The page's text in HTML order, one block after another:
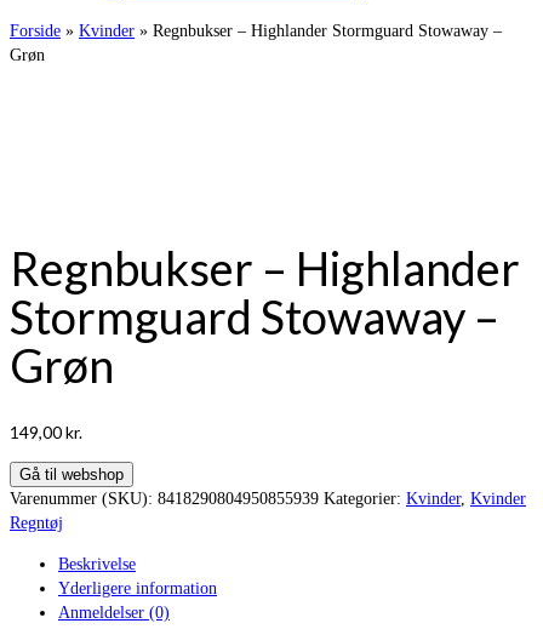
Forside » Kvinder » Regnbukser – Highlander Stormguard Stowaway –
Grøn
Regnbukser – Highlander
Stormguard Stowaway –
Grøn
149,00kr.
Gå til webshop
Varenummer (SKU): 8418290804950855939 Kategorier: Kvinder, Kvinder
Regntøj
Beskrivelse
Yderligere information
Anmeldelser (0)